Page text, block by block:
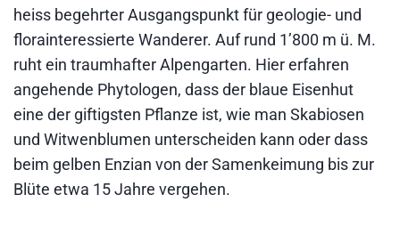
heiss begehrter Ausgangspunkt für geologie- und
florainteressierte Wanderer. Auf rund 1’800 m ü. M.
ruht ein traumhafter Alpengarten. Hier erfahren
angehende Phytologen, dass der blaue Eisenhut
eine der giftigsten Pflanze ist, wie man Skabiosen
und Witwenblumen unterscheiden kann oder dass
beim gelben Enzian von der Samenkeimung bis zur
Blüte etwa 15 Jahre vergehen.